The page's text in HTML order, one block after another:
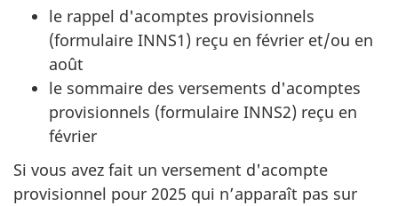
le rappel d'acomptes provisionnels
(formulaire INNS1) reçu en février et/ou en
août
le sommaire des versements d'acomptes
provisionnels (formulaire INNS2) reçu en
février
Si vous avez fait un versement d'acompte
provisionnel pour 2025 qui n’apparaît pas sur